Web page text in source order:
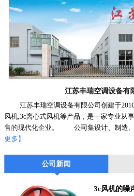
江苏丰瑞空调设备有
江苏丰瑞空调设备有限公司创建于2010
风机,3c离心式风机等产品，是一家专业从
售的现代化企业。 公司集设计、制造、
更多】
公司新闻